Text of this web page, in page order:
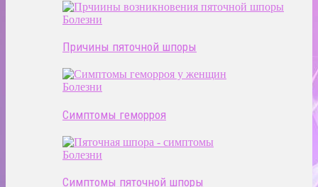
Болезни
Причины пяточной шпоры
Болезни
Симптомы геморроя
Болезни
Симптомы пяточной шпоры